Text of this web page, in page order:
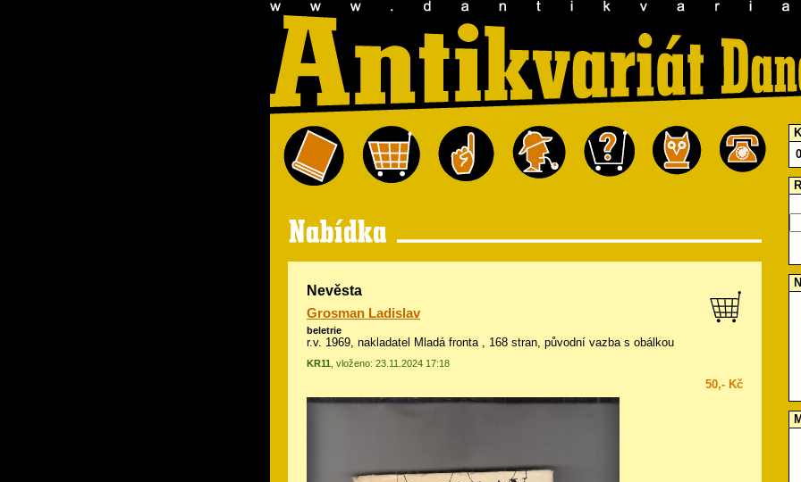
Nevěsta
Grosman Ladislav
beletrie
r.v. 1969, nakladatel Mladá fronta , 168 stran, původní vazba s obálkou
KR11 , vloženo: 23.11.2024 17:18
50,- Kč
0